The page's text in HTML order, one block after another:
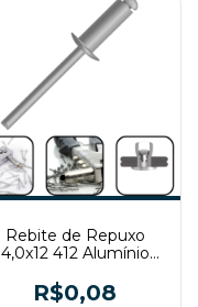
Rebite de Repuxo
4,0x12 412 Alumínio
R$0,08